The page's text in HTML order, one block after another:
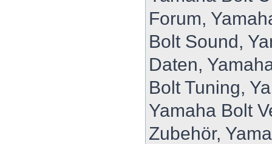
Forum,
Bolt Sound,
Daten,
Bolt Tuning,
Yamaha Bolt
Zubehör,